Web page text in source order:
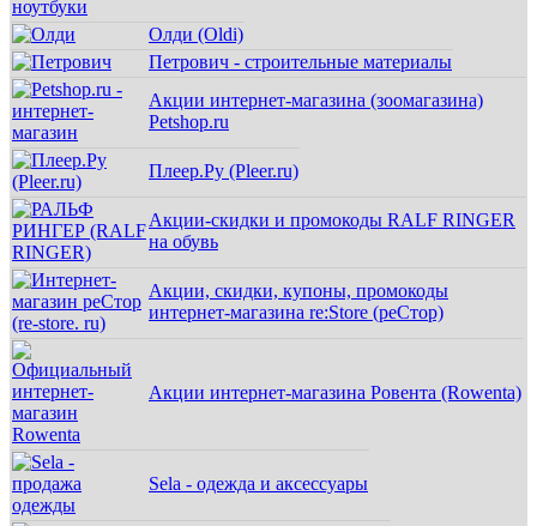
Олди (Oldi)
Петрович - строительные материалы
Акции интернет-магазина (зоомагазина)
Petshop.ru
Плеер.Ру (Pleer.ru)
Акции-скидки и промокоды RALF RINGER
на обувь
Акции, скидки, купоны, промокоды
интернет-магазина re:Store (реСтор)
Акции интернет-магазина Ровента (Rowenta)
Sela - одежда и аксессуары